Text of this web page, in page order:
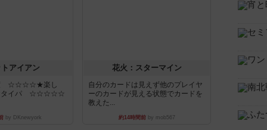
アイアン
度 ☆☆☆☆★楽し
イパ ☆☆☆☆☆
by DKnewyork
花火：スターマイン
自分のカードは見えず他のプレイヤ
ーのカードが見える状態でカードを
教えた...
約14時間前by mob567